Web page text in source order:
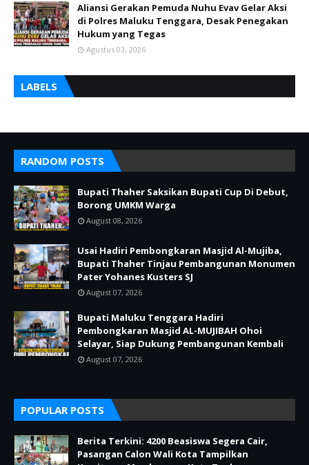
Aliansi Gerakan Pemuda Nuhu Evav Gelar Aksi
di Polres Maluku Tenggara, Desak Penegakan
Hukum yang Tegas
Agustus 03, 2026
LABELS
RANDOM POSTS
Bupati Thaher Saksikan Bupati Cup Di Debut,
Borong UMKM Warga
August 08, 2026
Usai Hadiri Pembongkaran Masjid Al-Mujiba,
Bupati Thaher Tinjau Pembangunan Monumen
Pater Yohanes Kusters SJ
August 07, 2026
Bupati Maluku Tenggara Hadiri
Pembongkaran Masjid AL-MUJIBAH Ohoi
Selayar, Siap Dukung Pembangunan Kembali
August 07, 2026
POPULAR POSTS
Berita Terkini: 4200 Beasiswa Segera Cair,
Pasangan Calon Wali Kota Tampilkan